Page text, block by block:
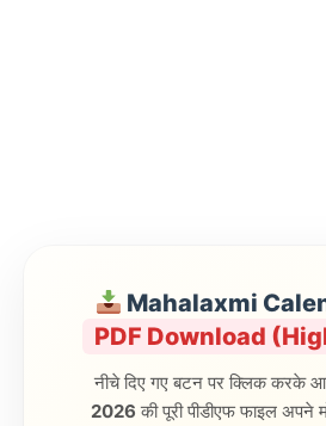
Mahalaxmi
PDF Download
नीचे दिए गए बटन पर क्लिक करके
2026 की पूरी पीडीएफ फाइल अपने